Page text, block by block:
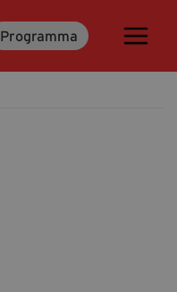
Programma